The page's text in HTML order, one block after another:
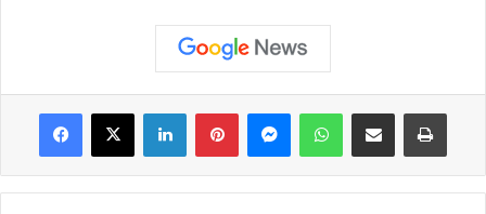
Facebook
X LinkedInPinterestMessengerWhatsAppShare via Email Print